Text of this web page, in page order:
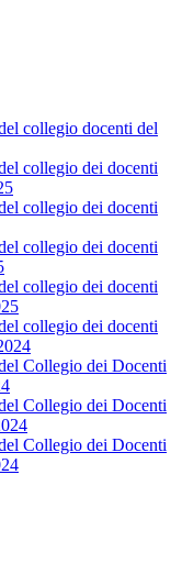
collegio docenti del
collegio dei docenti
collegio dei docenti
collegio dei docenti
collegio dei docenti
collegio dei docenti
Collegio dei Docenti
Collegio dei Docenti
Collegio dei Docenti